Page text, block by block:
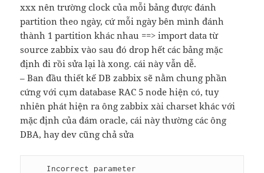
xxx nên trường clock của mỗi bảng được đánh
partition theo ngày, cứ mỗi ngày bên mình đánh
thành 1 partition khác nhau ==> import data từ
source zabbix vào sau đó drop hết các bảng mặc
định đi rồi sửa lại là xong. cái này vẫn dễ.
– Ban đầu thiết kế DB zabbix sẽ nằm chung phần
cứng với cụm database RAC 5 node hiện có, tuy
nhiên phát hiện ra ông zabbix xài charset khác với
mặc định của đám oracle, cái này thường các ông
DBA, hay dev cũng chả sửa